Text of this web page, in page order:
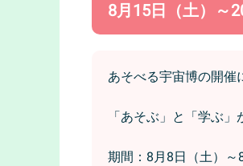
8月15日（土）～
あそべる宇宙博の開催
「あそぶ」と「学ぶ
期間：8月8日（土）～